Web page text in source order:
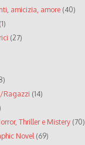
amicizia, amore (40)
(1)
(27)
Ragazzi (14)
Thriller e Mistery (70)
Novel(69)